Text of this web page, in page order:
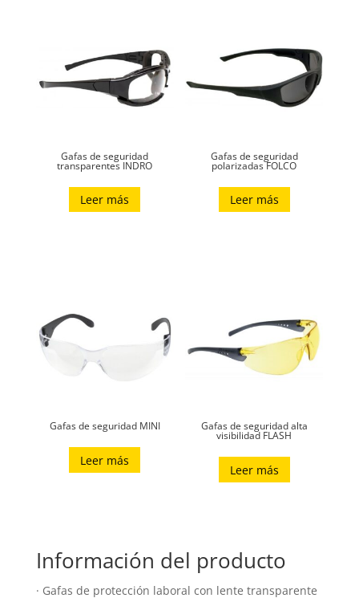
Gafas de seguridad
transparentes INDRO
Leer más
Gafas de seguridad
polarizadas FOLCO
Leer más
Gafas de seguridad MINI
Leer más
Gafas de seguridad alta
visibilidad FLASH
Leer más
Información del producto
· Gafas de protección laboral con lente transparente